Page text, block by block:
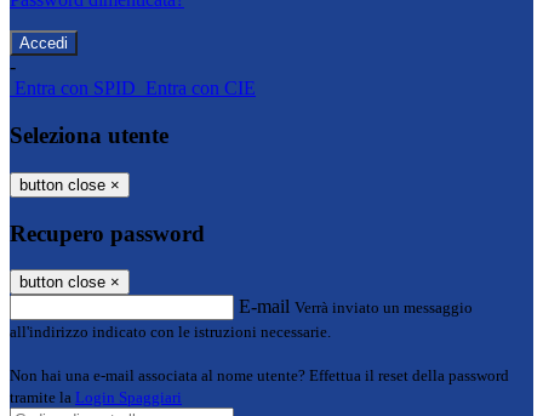
-
Entra con SPID Entra con CIE
Seleziona utente
button close ×
Recupero password
button close ×
E-mail Verrà inviato un messaggio
all'indirizzo indicato con le istruzioni necessarie.
Non hai una e-mail associata al nome utente? Effettua il reset della password
tramite la Login Spaggiari